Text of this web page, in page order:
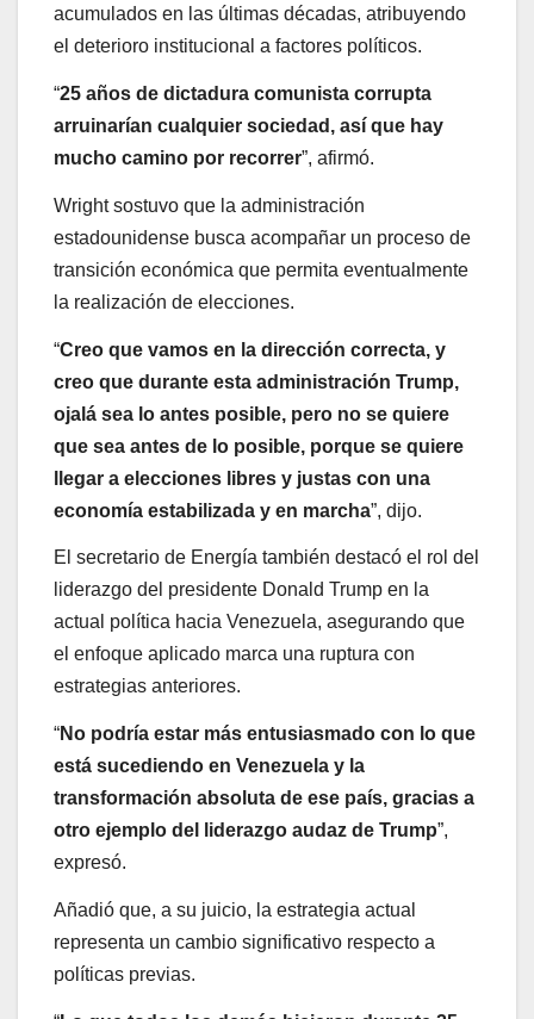
acumulados en las últimas décadas, atribuyendo
el deterioro institucional a factores políticos.
“25 años de dictadura comunista corrupta
arruinarían cualquier sociedad, así que hay
mucho camino por recorrer”, afirmó.
Wright sostuvo que la administración
estadounidense busca acompañar un proceso de
transición económica que permita eventualmente
la realización de elecciones.
“Creo que vamos en la dirección correcta, y
creo que durante esta administración Trump,
ojalá sea lo antes posible, pero no se quiere
que sea antes de lo posible, porque se quiere
llegar a elecciones libres y justas con una
economía estabilizada y en marcha”, dijo.
El secretario de Energía también destacó el rol del
liderazgo del presidente Donald Trump en la
actual política hacia Venezuela, asegurando que
el enfoque aplicado marca una ruptura con
estrategias anteriores.
“No podría estar más entusiasmado con lo que
está sucediendo en Venezuela y la
transformación absoluta de ese país, gracias a
otro ejemplo del liderazgo audaz de Trump”,
expresó.
Añadió que, a su juicio, la estrategia actual
representa un cambio significativo respecto a
políticas previas.